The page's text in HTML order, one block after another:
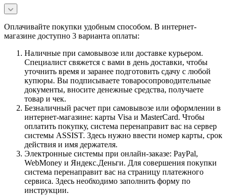
Оплачивайте покупки удобным способом. В интернет-
магазине доступно 3 варианта оплаты:
Наличные при самовывозе или доставке курьером.
Специалист свяжется с вами в день доставки, чтобы
уточнить время и заранее подготовить сдачу с любой
купюры. Вы подписываете товаросопроводительные
документы, вносите денежные средства, получаете
товар и чек.
Безналичный расчет при самовывозе или оформлении в
интернет-магазине: карты Visa и MasterCard. Чтобы
оплатить покупку, система перенаправит вас на сервер
системы ASSIST. Здесь нужно ввести номер карты, срок
действия и имя держателя.
Электронные системы при онлайн-заказе: PayPal,
WebMoney и Яндекс.Деньги. Для совершения покупки
система перенаправит вас на страницу платежного
сервиса. Здесь необходимо заполнить форму по
инструкции.